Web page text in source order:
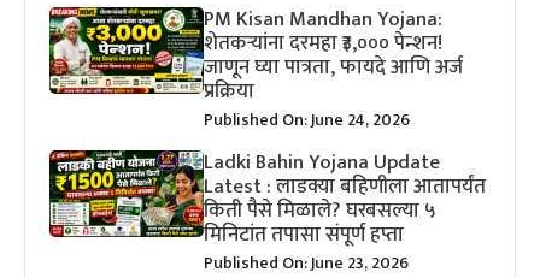
PM Kisan Mandhan Yojana:
शेतकऱ्यांना दरमहा ₹३,००० पेन्शन!
जाणून घ्या पात्रता, फायदे आणि अर्ज
प्रक्रिया
Published On: June 24, 2026
Ladki Bahin Yojana Update
Latest : लाडक्या बहिणीला आतापर्यंत
किती पैसे मिळाले? घरबसल्या ५
मिनिटांत तपासा संपूर्ण हप्ता
Published On: June 23, 2026